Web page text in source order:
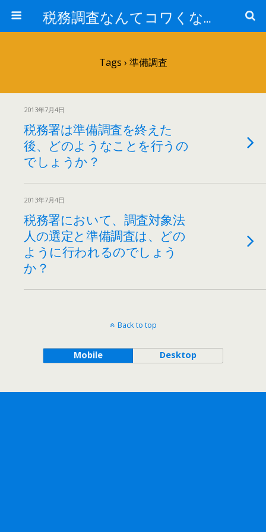
税務調査なんてコワくない！
Tags › 準備調査
2013年7月4日
税務署は準備調査を終えた
後、どのようなことを行うの
でしょうか？
2013年7月4日
税務署において、調査対象法
人の選定と準備調査は、どの
ように行われるのでしょう
か？
Back to top
Mobile Desktop